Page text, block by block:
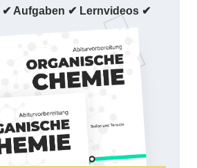
✔ Aufgaben ✔ Lernvideos ✔